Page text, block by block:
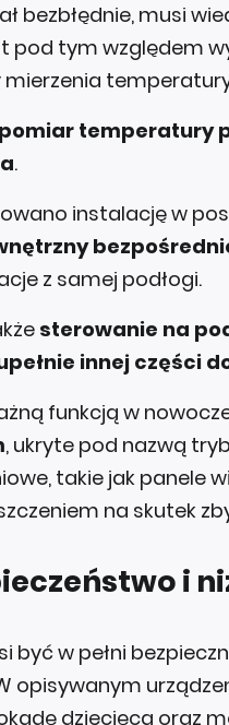
bezbłędnie, musi
pod tym względem
pomiar temperatury
.
instalację w
z samej podłogi.
sterowanie na
innej części
funkcją w
, ukryte pod nazwą
takie jak panele
na skutek
i
być w pełni
opisywanym
dziecięcą oraz